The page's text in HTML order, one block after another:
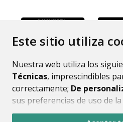
Este sitio utiliza
Nuestra web utiliza los
Técnicas, imprescindibles
correctamente; De
sus preferencias de uso de la
mejorar el funcionamiento